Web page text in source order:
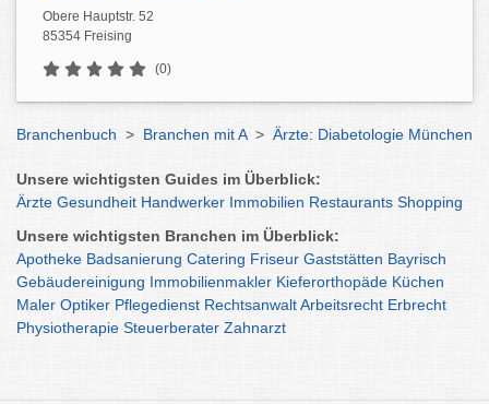
Obere Hauptstr. 52
85354 Freising
(0)
Branchenbuch > Branchen mit A > Ärzte: Diabetologie München
Unsere wichtigsten Guides im Überblick:
Ärzte Gesundheit Handwerker Immobilien Restaurants Shopping
Unsere wichtigsten Branchen im Überblick:
Apotheke Badsanierung Catering Friseur Gaststätten Bayrisch
Gebäudereinigung Immobilienmakler Kieferorthopäde Küchen
Maler Optiker Pflegedienst RechtsanwaltArbeitsrecht Erbrecht
Physiotherapie Steuerberater Zahnarzt